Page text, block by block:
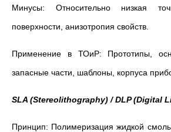
Минусы: Относительно низкая
поверхности, анизотропия свойств.
Применение в ТОиР: Прототипы,
запасные части, шаблоны, корпуса
SLA (Stereolithography) / DLP (Digital
Принцип: Полимеризация жидкой